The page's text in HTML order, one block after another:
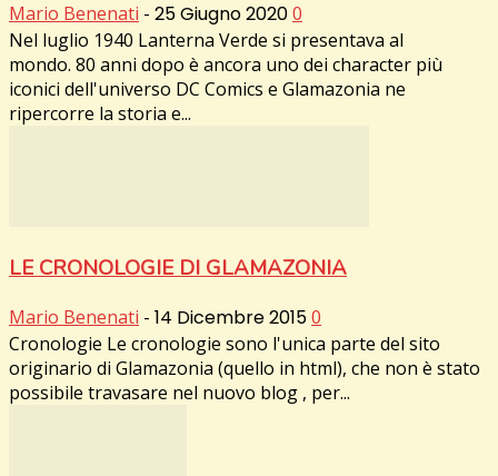
Mario Benenati - 25 Giugno 20200
Nel luglio 1940 Lanterna Verde si presentava al
mondo. 80 anni dopo è ancora uno dei character più
iconici dell'universo DC Comics e Glamazonia ne
ripercorre la storia e...
LE CRONOLOGIE DI GLAMAZONIA
Mario Benenati - 14 Dicembre 20150
Cronologie Le cronologie sono l'unica parte del sito
originario di Glamazonia (quello in html), che non è stato
possibile travasare nel nuovo blog , per...